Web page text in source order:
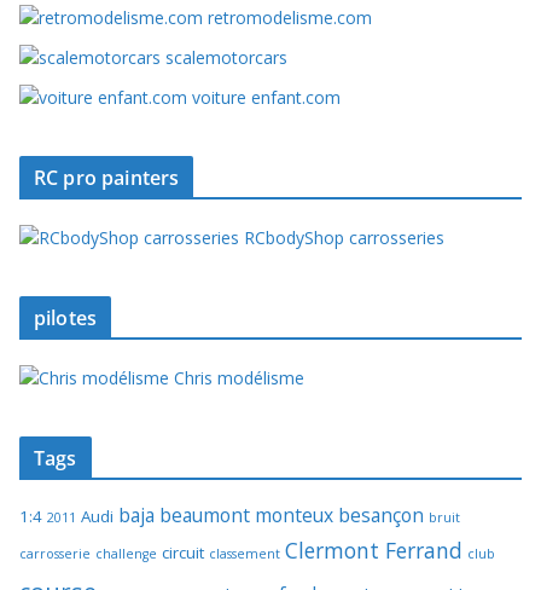
retromodelisme.com
scalemotorcars
voiture enfant.com
RC pro painters
RCbodyShop carrosseries
pilotes
Chris modélisme
Tags
1:4 2011 Audi baja beaumont monteux besançon bruit
carrosserie challenge circuit classement Clermont Ferrand club